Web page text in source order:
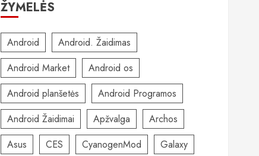
ŽYMELĖS
Android
Android. Žaidimas
Android Market
Android os
Android planšetės
Android Programos
Android Žaidimai
Apžvalga
Archos
Asus
CES CyanogenMod
Galaxy